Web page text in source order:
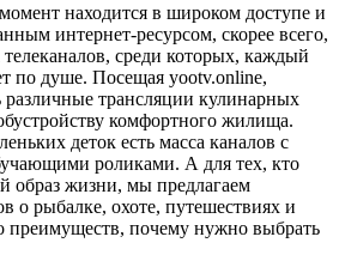
находится в широком доступе и
интернет-ресурсом, скорее всего,
среди которых, каждый
по душе. Посещая yootv.online,
различные трансляции кулинарных
комфортного жилища.
деток есть масса каналов с
роликами. А для тех, кто
образ жизни, мы предлагаем
о рыбалке, охоте, путешествиях и
преимуществ, почему нужно выбрать